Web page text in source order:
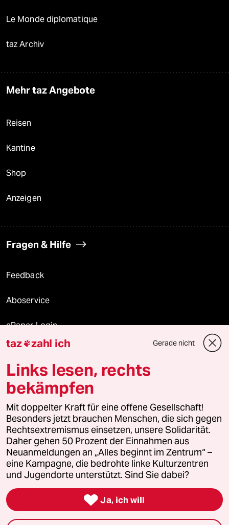
Le Monde diplomatique
taz Archiv
Mehr taz Angebote
Reisen
Kantine
Shop
Anzeigen
Fragen & Hilfe
Feedback
Aboservice
ePaper Login
Downloads für Abonnierende
© 2026 taz Verlags und Vertriebs GmbH
Alle Rechte vorbehalten. Bei rechtlichen Fragen oder für Genehmigungen
wenden Sie sich bitte an
lizenzen@taz.de
Feedback Redaktionsstatut Kommune-Richtlinien
Leitlinie Informant Datenschutz Impressum AGB
Seitenwende Einwilligungen widerrufen (Ads)
taz zahl ich Gerade nicht
Links lesen, rechts
bekämpfen
Mit doppelter Kraft für eine offene Gesellschaft!
Besonders jetzt brauchen Menschen, die sich gegen
Rechtsextremismus einsetzen, unsere Solidarität.
Daher gehen 50 Prozent der Einnahmen aus
Neuanmeldungen an „Alles beginnt im Zentrum“ –
eine Kampagne, die bedrohte linke Kulturzentren
und Jugendorte unterstützt. Sind Sie dabei?
 Ja, ich will